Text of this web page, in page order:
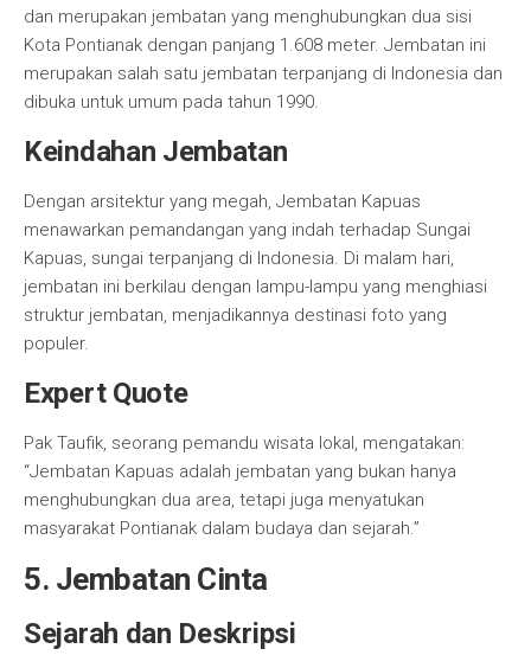
dan merupakan jembatan yang menghubungkan dua sisi
Kota Pontianak dengan panjang 1.608 meter. Jembatan ini
merupakan salah satu jembatan terpanjang di Indonesia dan
dibuka untuk umum pada tahun 1990.
Keindahan Jembatan
Dengan arsitektur yang megah, Jembatan Kapuas
menawarkan pemandangan yang indah terhadap Sungai
Kapuas, sungai terpanjang di Indonesia. Di malam hari,
jembatan ini berkilau dengan lampu-lampu yang menghiasi
struktur jembatan, menjadikannya destinasi foto yang
populer.
Expert Quote
Pak Taufik, seorang pemandu wisata lokal, mengatakan:
“Jembatan Kapuas adalah jembatan yang bukan hanya
menghubungkan dua area, tetapi juga menyatukan
masyarakat Pontianak dalam budaya dan sejarah.”
5. Jembatan Cinta
Sejarah dan Deskripsi